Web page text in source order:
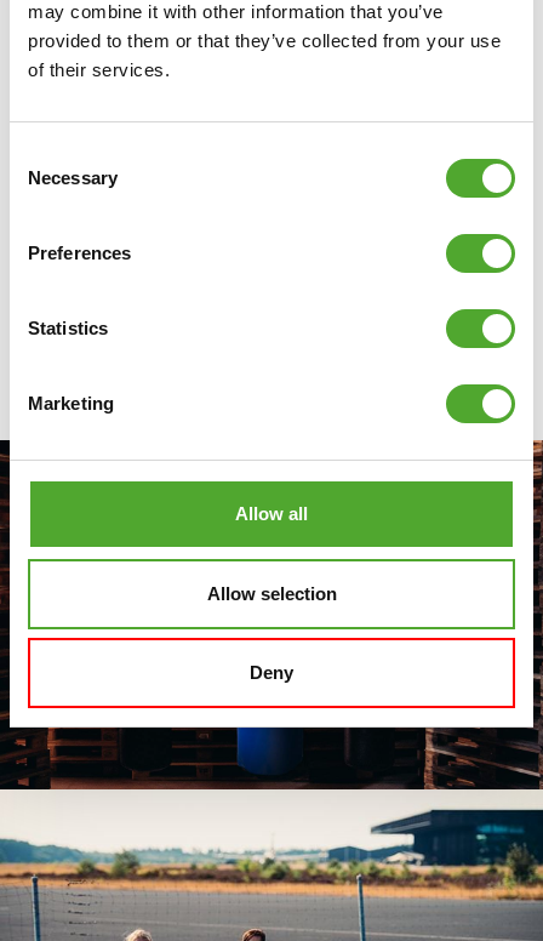
may combine it with other information that you’ve
provided to them or that they’ve collected from your use
of their services.
Selection
Necessary
Preferences
Statistics
Marketing
Allow all
Allow selection
Deny
vormgegeven fitnessapparatuur. Via Tunturi vonden
zij alles wat nodig was om hun ruimte slim in te
richten: van cardio tot krachtapparatuur.
FITBOKSEN